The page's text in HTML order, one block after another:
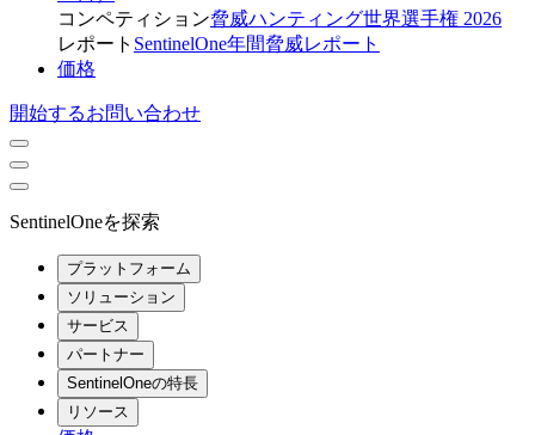
コンペティション脅威ハンティング世界選手権 2026
レポート SentinelOne年間脅威レポート
価格
開始するお問い合わせ
SentinelOneを探索
プラットフォーム
ソリューション
サービス
パートナー
SentinelOneの特長
リソース